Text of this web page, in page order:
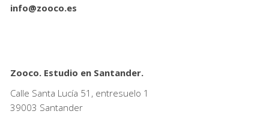
info@zooco.es
Zooco. Estudio en Santander.
Calle Santa Lucía 51, entresuelo 1
39003 Santander